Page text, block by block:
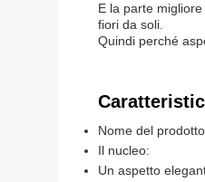
E la parte
fiori da soli.
Quindi perché
Nome del
Il nucleo:
Un aspetto